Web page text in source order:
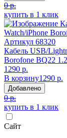
0 р.
купить в 1 клик
Артикул 68320
Кабель USB/
Borofone BQ22
1290 р.
В корзину1290 р.
Добавлено
0 р.
купить в 1 клик
Сайт